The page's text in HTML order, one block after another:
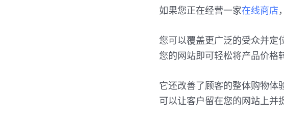
如果您正在经营一家在线商店
您可以覆盖更广泛的受众并定
您的网站即可轻松将产品价格
它还改善了顾客的整体购物体
可以让客户留在您的网站上并